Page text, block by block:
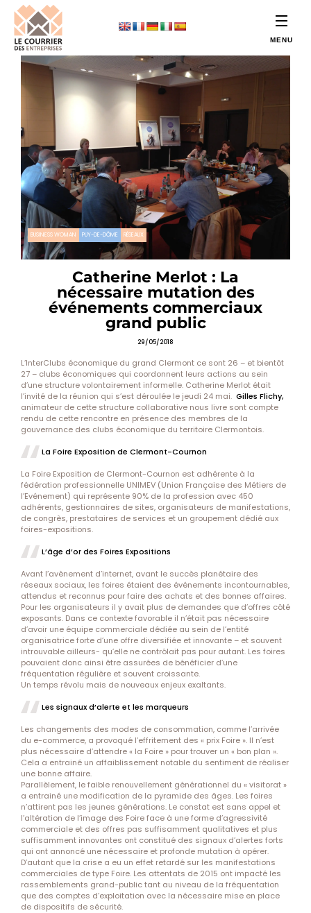
BUSINESS WOMAN PUY-DE-DÔME RÉSEAUX
Catherine Merlot : La
nécessaire mutation des
événements commerciaux
grand public
29/05/2018
L’InterClubs économique du grand Clermont ce sont 26 – et bientôt
27 – clubs économiques qui coordonnent leurs actions au sein
d’une structure volontairement informelle. Catherine Merlot était
l’invité de la réunion qui s’est déroulée le jeudi 24 mai. Gilles Flichy,
animateur de cette structure collaborative nous livre sont compte
rendu de cette rencontre en présence des membres de la
gouvernance des clubs économique du territoire Clermontois.
La Foire Exposition de Clermont-Cournon
La Foire Exposition de Clermont-Cournon est adhérente à la
fédération professionnelle UNIMEV (Union Française des Métiers de
l’Evénement) qui représente 90% de la profession avec 450
adhérents, gestionnaires de sites, organisateurs de manifestations,
de congrès, prestataires de services et un groupement dédié aux
foires-expositions.
L’âge d’or des Foires Expositions
Avant l’avènement d’internet, avant le succès planétaire des
réseaux sociaux, les foires étaient des événements incontournables,
attendus et reconnus pour faire des achats et des bonnes affaires.
Pour les organisateurs il y avait plus de demandes que d’offres côté
exposants. Dans ce contexte favorable il n’était pas nécessaire
d’avoir une équipe commerciale dédiée au sein de l’entité
organisatrice forte d’une offre diversifiée et innovante – et souvent
introuvable ailleurs- qu’elle ne contrôlait pas pour autant. Les foires
pouvaient donc ainsi être assurées de bénéficier d’une
fréquentation régulière et souvent croissante.
Un temps révolu mais de nouveaux enjeux exaltants.
Les signaux d’alerte et les marqueurs
Les changements des modes de consommation, comme l’arrivée
du e-commerce, a provoqué l’effritement des « prix Foire ». Il n’est
plus nécessaire d’attendre « la Foire » pour trouver un « bon plan ».
Cela a entrainé un affaiblissement notable du sentiment de réaliser
une bonne affaire.
Parallèlement, le faible renouvellement générationnel du « visitorat »
a entrainé une modification de la pyramide des âges. Les foires
n’attirent pas les jeunes générations. Le constat est sans appel et
l’altération de l’image des Foire face à une forme d’agressivité
commerciale et des offres pas suffisamment qualitatives et plus
suffisamment innovantes ont constitué des signaux d’alertes forts
qui ont annoncé une nécessaire et profonde mutation à opérer.
D’autant que la crise a eu un effet retardé sur les manifestations
commerciales de type Foire. Les attentats de 2015 ont impacté les
rassemblements grand-public tant au niveau de la fréquentation
que des comptes d’exploitation avec la nécessaire mise en place
de dispositifs de sécurité.